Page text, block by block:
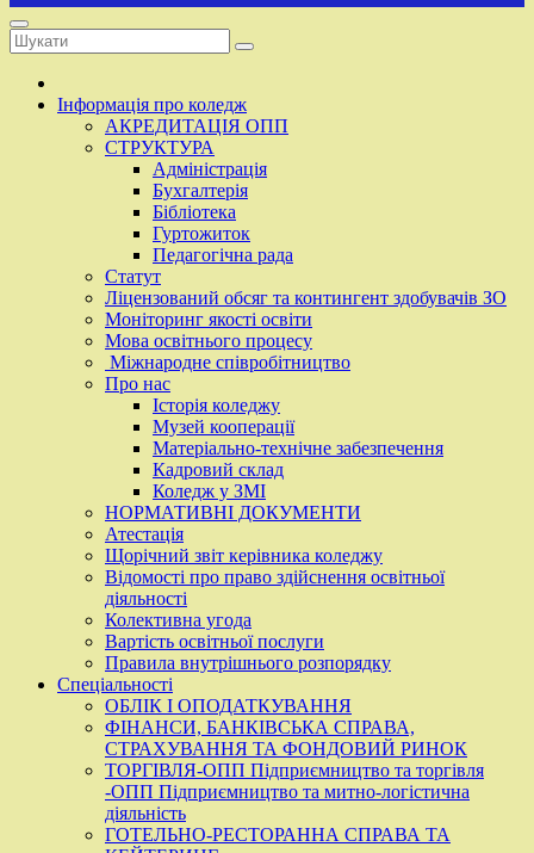
Інформація про коледж
АКРЕДИТАЦІЯ ОПП
СТРУКТУРА
Адміністрація
Бухгалтерія
Бібліотека
Гуртожиток
Педагогічна рада
Статут
Ліцензований обсяг та контингент здобувачів ЗО
Моніторинг якості освіти
Мова освітнього процесу
Міжнародне співробітництво
Про нас
Історія коледжу
Музей кооперації
Матеріально-технічне забезпечення
Кадровий склад
Коледж у ЗМІ
НОРМАТИВНІ ДОКУМЕНТИ
Атестація
Щорічний звіт керівника коледжу
Відомості про право здійснення освітньої
діяльності
Колективна угода
Вартість освітньої послуги
Правила внутрішнього розпорядку
Спеціальності
ОБЛІК І ОПОДАТКУВАННЯ
ФІНАНСИ, БАНКІВСЬКА СПРАВА,
СТРАХУВАННЯ ТА ФОНДОВИЙ РИНОК
ТОРГІВЛЯ-ОПП Підприємництво та торгівля
-ОПП Підприємництво та митно-логістична
діяльність
ГОТЕЛЬНО-РЕСТОРАННА СПРАВА ТА